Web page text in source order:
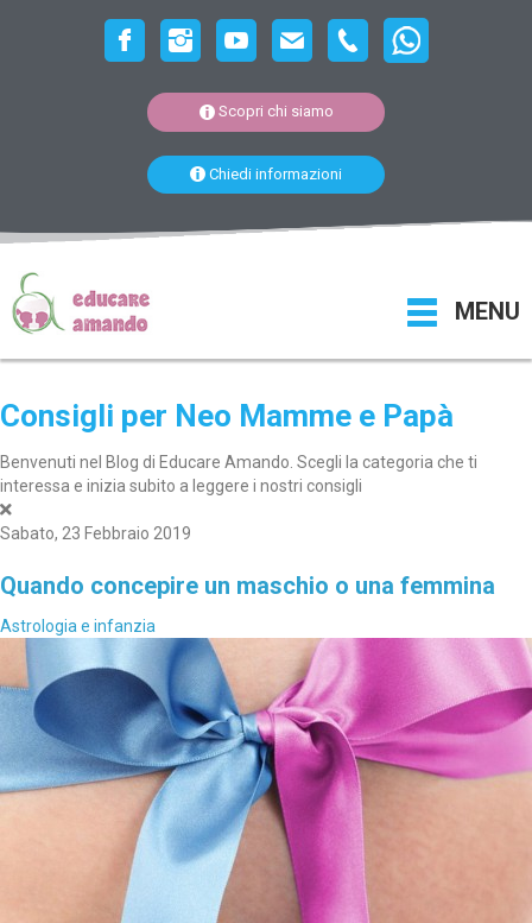
Scopri chi siamo
Chiedi informazioni
MENU
Consigli per Neo Mamme e Papà
Benvenuti nel Blog di Educare Amando. Scegli la categoria che ti
interessa e inizia subito a leggere i nostri consigli
Sabato, 23 Febbraio 2019
Quando concepire un maschio o una femmina
Astrologia e infanzia